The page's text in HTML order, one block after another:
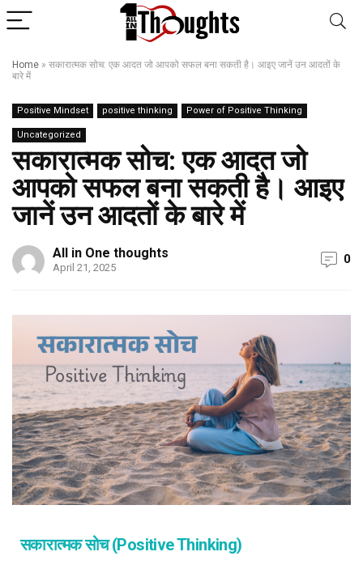
Home » सकारात्मक सोच: एक आदत जो आपको सफल बना सकती है। आइए जानें उन आदतों के
बारे में
Positive Mindset positive thinking Power of Positive Thinking
Uncategorized
सकारात्मक सोच: एक आदत जो
आपको सफल बना सकती है। आइए
जानें उन आदतों के बारे में
All in One thoughts
April 21, 2025
0
सकारात्मक सोच (Positive Thinking)